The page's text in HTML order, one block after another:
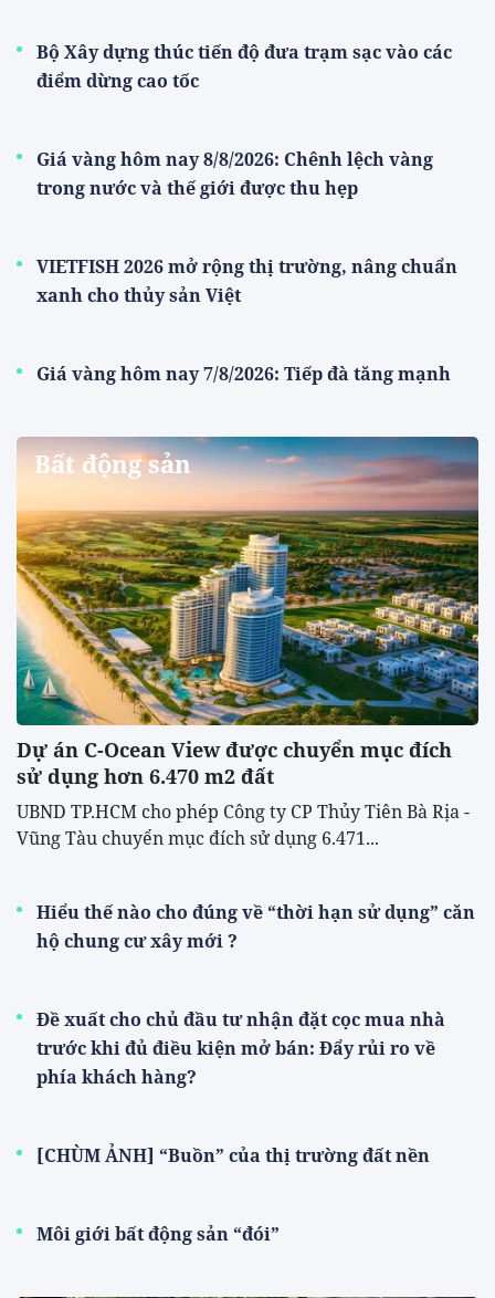
Bộ Xây dựng thúc tiến độ đưa trạm sạc vào các
điểm dừng cao tốc
Giá vàng hôm nay 8/8/2026: Chênh lệch vàng
trong nước và thế giới được thu hẹp
VIETFISH 2026 mở rộng thị trường, nâng chuẩn
xanh cho thủy sản Việt
Giá vàng hôm nay 7/8/2026: Tiếp đà tăng mạnh
Bất động sản
Dự án C-Ocean View được chuyển mục đích
sử dụng hơn 6.470 m2 đất
UBND TP.HCM cho phép Công ty CP Thủy Tiên Bà Rịa -
Vũng Tàu chuyển mục đích sử dụng 6.471...
Hiểu thế nào cho đúng về “thời hạn sử dụng” căn
hộ chung cư xây mới ?
Đề xuất cho chủ đầu tư nhận đặt cọc mua nhà
trước khi đủ điều kiện mở bán: Đẩy rủi ro về
phía khách hàng?
[CHÙM ẢNH] “Buồn” của thị trường đất nền
Môi giới bất động sản “đói”